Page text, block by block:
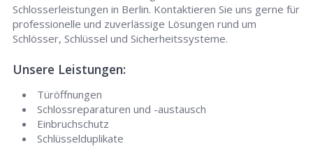
Schlosserleistungen in Berlin. Kontaktieren Sie uns gerne für
professionelle und zuverlässige Lösungen rund um
Schlösser, Schlüssel und Sicherheitssysteme.
Unsere Leistungen:
Türöffnungen
Schlossreparaturen und -austausch
Einbruchschutz
Schlüsselduplikate